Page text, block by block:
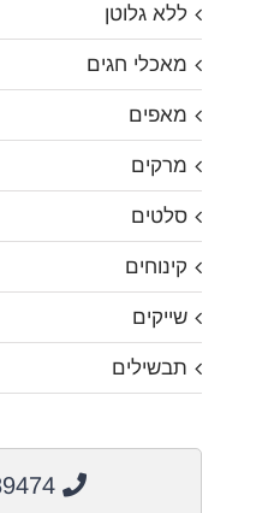
ללא גלוטן
מאכלי חגים
מאפים
מרקים
סלטים
קינוחים
שייקים
תבשילים